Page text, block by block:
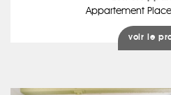
Appartement
voir le